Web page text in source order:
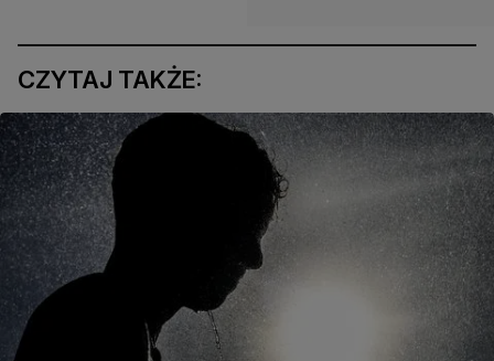
CZYTAJ TAKŻE: